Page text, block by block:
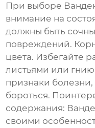
При выборе
внимание на
должны быть
повреждений.
цвета. Избегайте
листьями или
признаки
бороться.
содержания:
своими